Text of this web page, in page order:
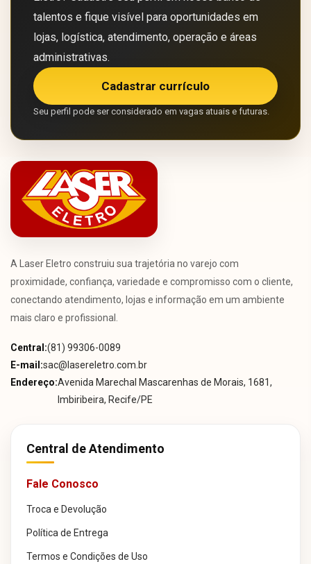
talentos e fique visível para oportunidades em
lojas, logística, atendimento, operação e áreas
administrativas.
Cadastrar currículo
Seu perfil pode ser considerado em vagas atuais e futuras.
A Laser Eletro construiu sua trajetória no varejo com
proximidade, confiança, variedade e compromisso com o cliente,
conectando atendimento, lojas e informação em um ambiente
mais claro e profissional.
Central:(81) 99306-0089
E-mail:sac@lasereletro.com.br
Endereço:Avenida Marechal Mascarenhas de Morais, 1681,
Imbiribeira, Recife/PE
Central de Atendimento
Fale Conosco
Troca e Devolução
Política de Entrega
Termos e Condições de Uso